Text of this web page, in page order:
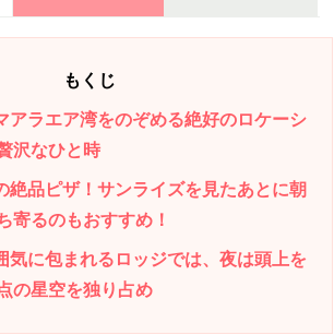
もくじ
アラエア湾をのぞめる絶好のロケーシ
沢なひと時
絶品ピザ！サンライズを見たあとに朝
寄るのもおすすめ！
気に包まれるロッジでは、夜は頭上を
の星空を独り占め